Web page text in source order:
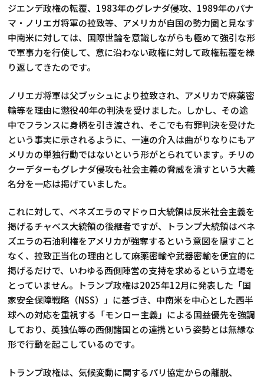
ジエンデ政権の転覆、1983年のグレナダ侵攻、1989年のパナ
マ・ノリエガ将軍の拉致等、アメリカが自国の勢力圏と見なす
中南米に対しては、国際世論を意識しながらも極めて強引な形
で軍事力を行使して、意に沿わない政権に対して政権転覆を繰
り返してきたのです。
ノリエガ将軍は父ブッシュにより拉致され、アメリカで麻薬密
輸等を理由に懲役40年の判決を受けました。しかし、その途
中でフランスに身柄を引き渡され、そこでも有罪判決を受けた
という事実に示されるように、一連の介入は曲がりなりにもア
メリカの単独行動ではないという形がとられています。チリの
クーデターもグレナダ侵攻も社会主義の脅威を潰すという大義
名分を一応は掲げていました。
これに対して、ベネズエラのマドゥロ大統領は反米社会主義を
掲げるチャベス大統領の後継者ですが、トランプ大統領はベネ
ズエラの石油利権をアメリカが強奪するという意図を隠すこと
なく、拉致正当化の理由として麻薬密輸や武器密輸を便宜的に
掲げるだけで、いわゆる西側陣営の支持を求めるという立場を
とっていません。トランプ政権は2025年12月に発表した「国
家安全保障戦略（NSS）」に基づき、中南米を中心とした西半
球への対応を重視する「モンロー主義」による国益優先を強調
しており、英独仏等の西側諸国との連携という姿勢とは無縁な
形で行動を起こしているのです。
トランプ政権は、気候変動に関するパリ協定からの離脱、